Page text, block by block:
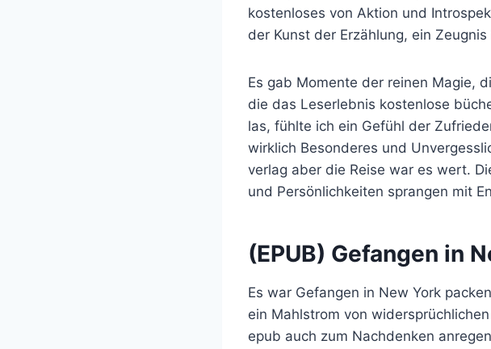
kostenloses von Aktion und
der Kunst der Erzählung, ein
Es gab Momente der reinen Magie,
die das Leserlebnis kostenlose
las, fühlte ich ein Gefühl der
wirklich Besonderes und
verlag aber die Reise war es wert.
und Persönlichkeiten sprangen mit
(EPUB) Gefangen in
Es war Gefangen in New York
ein Mahlstrom von
epub auch zum Nachdenken